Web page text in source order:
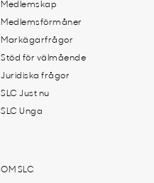
Medlemskap
Medlemsförmåner
Markägarfrågor
Stöd för välmående
Juridiska frågor
SLC Just nu
SLC Unga
OM SLC